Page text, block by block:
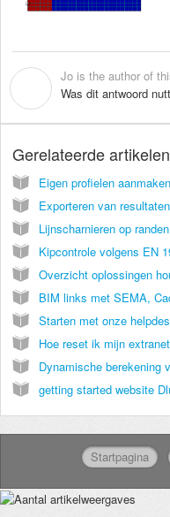
Jo is the author of
Was dit antwoord
Gerelateerde artikelen
Eigen profielen
Exporteren van
Lijnscharnieren op
Kipcontrole volgens EN
Overzicht oplossingen
BIM links met SEMA,
Starten met onze
Hoe reset ik mijn
Dynamische berekening
getting started website
Startpagina